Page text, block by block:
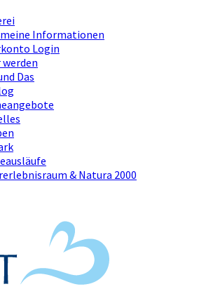
Informationen
Login
werden
Das
& Natura 2000